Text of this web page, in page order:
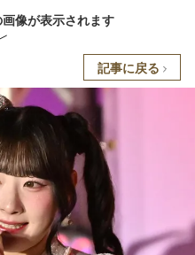
像が表示されます
記事に戻る